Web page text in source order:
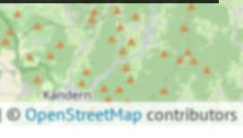
© OpenStreetMap contributors